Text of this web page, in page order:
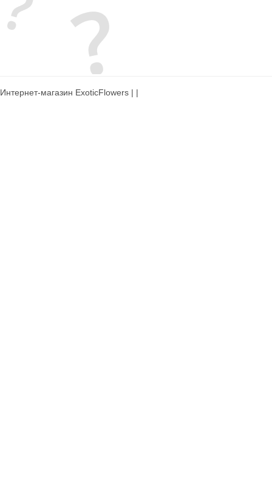
Интернет-магазин ExoticFlowers | |